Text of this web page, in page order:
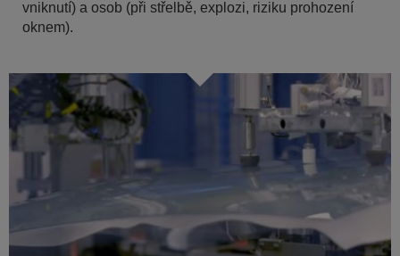
vniknutí) a osob (při střelbě, explozi, riziku prohození
oknem).